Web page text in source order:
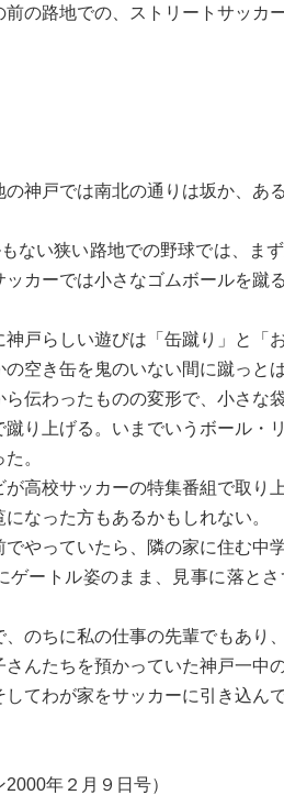
の路地での、ストリートサッカ
神戸では南北の通りは坂か、あ
ない狭い路地での野球では、ま
カーでは小さなゴムボールを蹴
戸らしい遊びは「缶蹴り」と「
空き缶を鬼のいない間に蹴っと
伝わったものの変形で、小さな
り上げる。いまでいうボール・
。
高校サッカーの特集番組で取り
なった方もあるかもしれない。
やっていたら、隣の家に住む中
ゲートル姿のまま、見事に落と
のちに私の仕事の先輩でもあり
んたちを預かっていた神戸一中
てわが家をサッカーに引き込ん
年２月９日号）